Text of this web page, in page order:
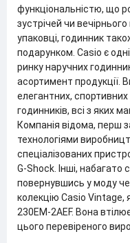
функціональністю, що
зустрічей чи
упаковці, годинник
подарунком. Casio є
ринку наручних
асортимент продукції.
елегантних,
годинників, всі з яких
Компанія відома, перш
технологіями
спеціалізованих
G-Shock. Інші, набагато
повернувшись у моду
колекцію Casio Vintage,
230EM-2AEF. Вона
цього перевіреного